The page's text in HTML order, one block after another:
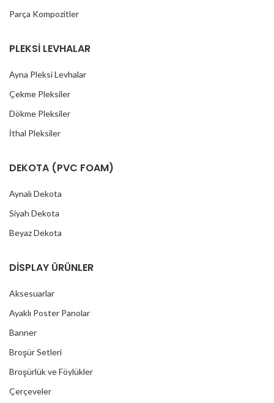
Parça Kompozitler
PLEKSİ LEVHALAR
Ayna Pleksi Levhalar
Çekme Pleksiler
Dökme Pleksiler
İthal Pleksiler
DEKOTA (PVC FOAM)
Aynalı Dekota
Siyah Dekota
Beyaz Dekota
DİSPLAY ÜRÜNLER
Aksesuarlar
Ayaklı Poster Panolar
Banner
Broşür Setleri
Broşürlük ve Föylükler
Çerçeveler